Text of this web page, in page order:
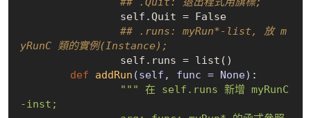
		self.Quit =
False
## .runs: myRun*-list, 放 m
yRunC 類的實例(Instance);
def
addRun (self, func = None) :
""" 在 self.runs 新增 myRunC
-inst;